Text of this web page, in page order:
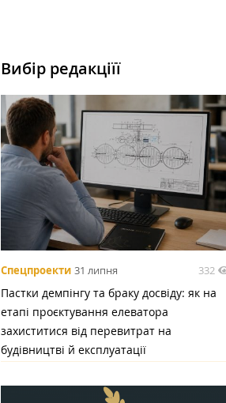
Вибір редакціїї
Спецпроекти 31 липня 332
Пастки демпінгу та браку досвіду: як на
етапі проєктування елеватора
захиститися від перевитрат на
будівництві й експлуатації